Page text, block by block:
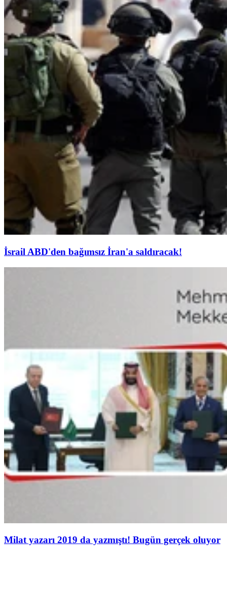
İsrail ABD'den bağımsız İran'a saldıracak!
Milat yazarı 2019 da yazmıştı! Bugün gerçek oluyor